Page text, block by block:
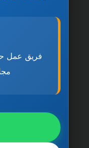
شركة
ضمان
مدى الحياة من
أصحاب المنازل
فريق عمل